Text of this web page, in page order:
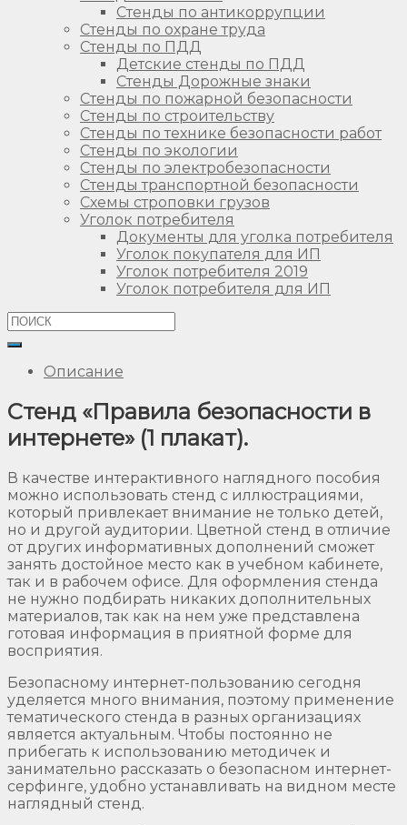
Стенды по антикоррупции
Стенды по охране труда
Стенды по ПДД
Детские стенды по ПДД
Стенды Дорожные знаки
Стенды по пожарной безопасности
Стенды по строительству
Стенды по технике безопасности работ
Стенды по экологии
Стенды по электробезопасности
Стенды транспортной безопасности
Схемы строповки грузов
Уголок потребителя
Документы для уголка потребителя
Уголок покупателя для ИП
Уголок потребителя 2019
Уголок потребителя для ИП
Описание
Стенд «Правила безопасности в
интернете» (1 плакат).
В качестве интерактивного наглядного пособия
можно использовать стенд с иллюстрациями,
который привлекает внимание не только детей,
но и другой аудитории. Цветной стенд в отличие
от других информативных дополнений сможет
занять достойное место как в учебном кабинете,
так и в рабочем офисе. Для оформления стенда
не нужно подбирать никаких дополнительных
материалов, так как на нем уже представлена
готовая информация в приятной форме для
восприятия.
Безопасному интернет-пользованию сегодня
уделяется много внимания, поэтому применение
тематического стенда в разных организациях
является актуальным. Чтобы постоянно не
прибегать к использованию методичек и
занимательно рассказать о безопасном интернет-
серфинге, удобно устанавливать на видном месте
наглядный стенд.